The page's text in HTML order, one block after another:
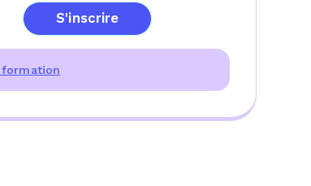
S'inscrire
formation